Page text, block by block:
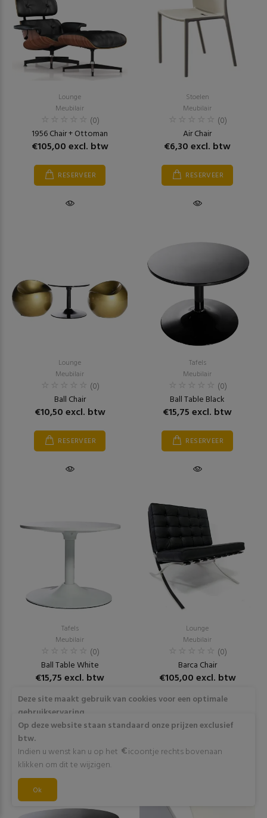
Lounge
Meubilair
(0)
1956 Chair + Ottoman
€105,00 excl. btw
RESERVEER
Stoelen
Meubilair
(0)
Air Chair
€6,30 excl. btw
RESERVEER
Lounge
Meubilair
(0)
Ball Chair
€10,50 excl. btw
RESERVEER
Tafels
Meubilair
(0)
Ball Table Black
€15,75 excl. btw
RESERVEER
Tafels
Meubilair
(0)
Ball Table White
€15,75 excl. btw
RESERVEER
Lounge
Meubilair
(0)
Barca Chair
€105,00 excl. btw
RESERVEER
Deze site maakt gebruik van cookies voor een optimale
gebruikservaring
Door op "Akkoord" te klikken of verder gebruik te maken
van deze website gaat stemt u in met het gebruik van deze
cookies. Wens je meer info omtrent deze cookies? Klik dan
op "Meer info".
Akkoord
Op deze website staan standaard onze prijzen exclusief
btw.
Indien u wenst kan u op het
icoontje rechts bovenaan
klikken om dit te wijzigen.
Ok